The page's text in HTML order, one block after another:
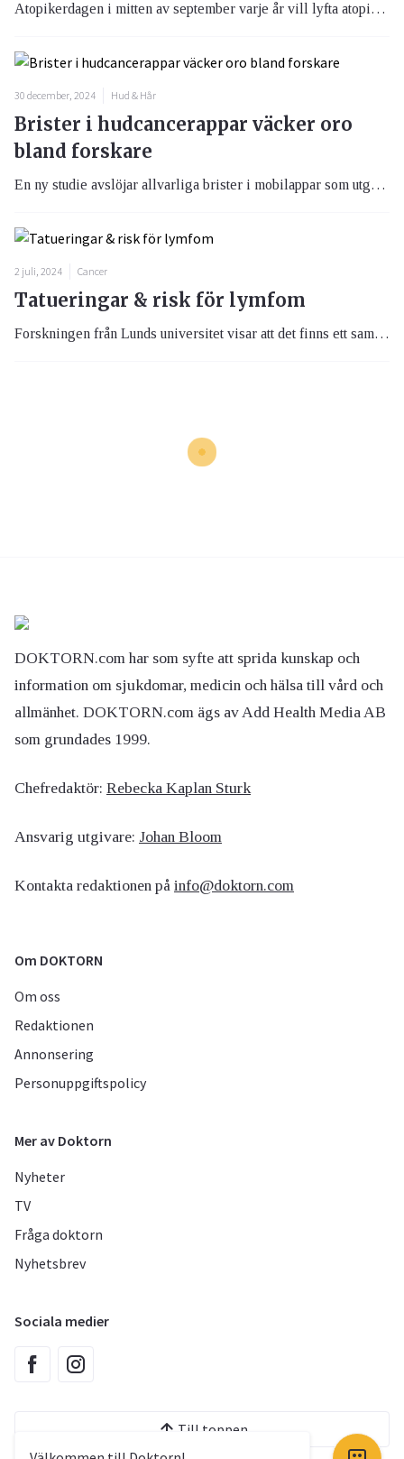
Atopikerdagen i mitten av september varje år vill lyfta atopiskt eksem, även känt som atopisk dermatit. Detta är en kronisk inflammatorisk hudsjukdom som påverkar miljontals människor världen över. Sjukdomen kännetecknas av återkommande episoder av kliande och inflammerad hud, vilket kan ha en betydande inverkan på livskvaliteten.
30 december, 2024 Hud & Hår
Brister i hudcancerappar väcker oro
bland forskare
En ny studie avslöjar allvarliga brister i mobilappar som utger sig för att upptäcka hudcancer. Forskare har funnit att många av dessa AI-drivna appar saknar väsentlig information om hur de fungerar och vilka begränsningar de har.
2 juli, 2024 Cancer
Tatueringar & risk för lymfom
Forskningen från Lunds universitet visar att det finns ett samband mellan tatueringar och en ökad risk för lymfom. Trots att storleken på tatueringen inte verkar spela någon roll, är det viktigt att förstå de potentiella långsiktiga hälsoeffekterna av tatueringar. Den pågående forskningen är ett viktigt steg mot att säkerställa att tatueringar är säkra för alla som vill uttrycka sin identitet genom kroppskonst.
DOKTORN.com har som syfte att sprida kunskap och
information om sjukdomar, medicin och hälsa till vård och
allmänhet. DOKTORN.com ägs av Add Health Media AB
som grundades 1999.
Chefredaktör: Rebecka Kaplan Sturk
Ansvarig utgivare: Johan Bloom
Kontakta redaktionen på info@doktorn.com
Om DOKTORN
Om oss
Redaktionen
Annonsering
Personuppgiftspolicy
Mer av Doktorn
Nyheter
TV
Fråga doktorn
Nyhetsbrev
Sociala medier
Till toppen